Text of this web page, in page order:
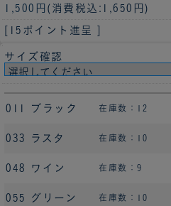
1,500円 (消費税込:1,650円)
[15ポイント進呈 ]
サイズ確認
011 ブラック 在庫数：12
033 ラスタ 在庫数：10
048 ワイン 在庫数：9
055 グリーン 在庫数：10